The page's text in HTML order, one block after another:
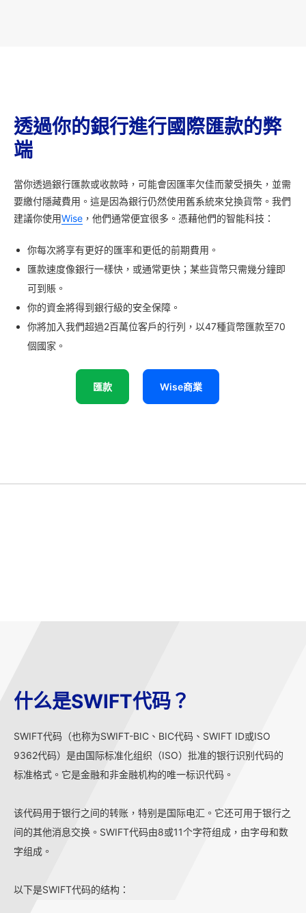
透過你的銀行進行國際匯款的弊
端
當你透過銀行匯款或收款時，可能會因匯率欠佳而蒙受損失，並需
要繳付隱藏費用。這是因為銀行仍然使用舊系統來兌換貨幣。我們
建議你使用Wise ，他們通常便宜很多。憑藉他們的智能科技：
你每次將享有更好的匯率和更低的前期費用。
匯款速度像銀行一樣快，或通常更快；某些貨幣只需幾分鐘即
可到賬。
你的資金將得到銀行級的安全保障。
你將加入我們超過2百萬位客戶的行列，以47種貨幣匯款至70
個國家。
匯款 Wise商業
什么是SWIFT代码？
SWIFT代码（也称为SWIFT-BIC、BIC代码、SWIFT ID或ISO
9362代码）是由国际标准化组织（ISO）批准的银行识别代码的
标准格式。它是金融和非金融机构的唯一标识代码。
该代码用于银行之间的转账，特别是国际电汇。它还可用于银行之
间的其他消息交换。SWIFT代码由8或11个字符组成，由字母和数
字组成。
以下是SWIFT代码的结构：